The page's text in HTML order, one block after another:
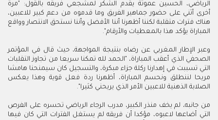
الرياضي، الحسين عموتة يقدم الشكر لمشجعي فريقه بالقول: "مرة
أخرى أثني على حضور جماهير الفريق وما قدموه من دعم كبير للاعبين،
هناك فترات متقلبة لكننا أظهرنا أننا الأفضل وأننا نستحق الانتصار وواقع
المباراة يؤكد هذا بالمعطيات والأرقام".
وعبر الإطار المغربي عن رضاه بنتيجة المواجهة، حيث قال في المؤتمر
الصحفي الذي أعقب المباراة، "الحمد لله تمكنا سريعا من تجاوز التقلبات
التي تسببت في إهدارنا ركلة جزاء مبكرة، والتسجيل كان سيمنحنا هامشا
مريحا لننطلق ونحسم المباراة، أظهرنا ردة فعل قوية وهذا يعكس
الصلابة الذهنية للاعبين الأمر الذي يريحني كثيرا".
من جانبه، لم يخف منذر الكبير، مدرب الرجاء الرياضي تحسره على الفرص
التي أضاعها لاعبوه، مؤكدا أن فريقه لم يستغل الفترات التي كان فيها